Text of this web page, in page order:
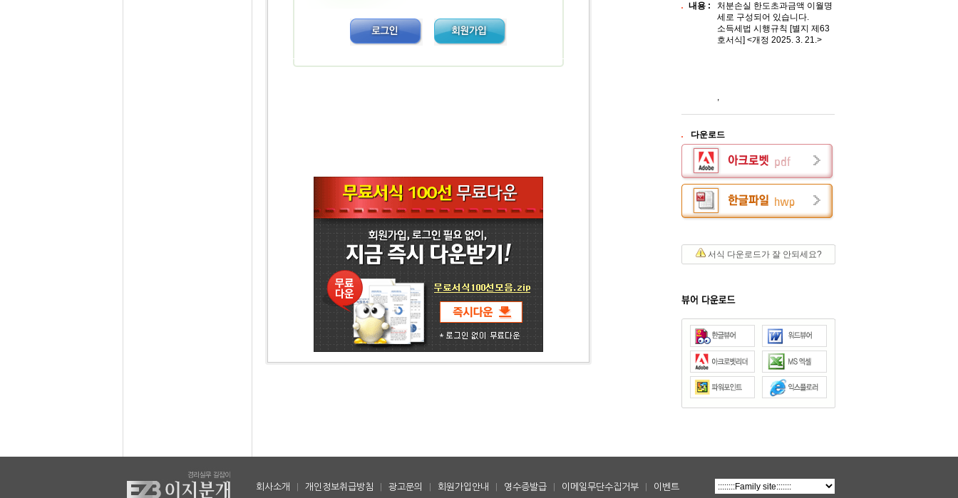
내용 :
처분손실 한도초과금액 이월명
세로 구성되어 있습니다.
소득세법 시행규칙 [별지 제63
호서식] <개정 2025. 3. 21.>
,
다운로드
서식 다운로드가 잘 안되세요?
회사소개 개인정보취급방침 광고문의 회원가입안내 영수증발급 이메일무단수집거부 이벤트